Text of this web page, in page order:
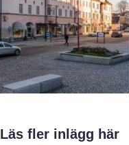
Läs fler inlägg här